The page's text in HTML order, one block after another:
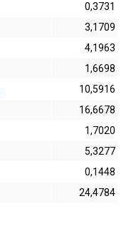
0,3731
3,1709
4,1963
1,6698
10,5916
16,6678
1,7020
5,3277
0,1448
24,4784